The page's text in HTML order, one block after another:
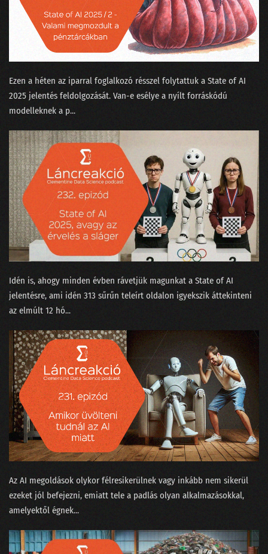
Ezen a héten az iparral foglalkozó résszel folytattuk a ⁠State of AI
2025⁠ jelentés feldolgozását. Van-e esélye a nyílt forráskódú
modelleknek a p...
Idén is, ahogy minden évben rávetjük magunkat a ⁠State of AI⁠
jelentésre, ami idén 313 sűrűn teleírt oldalon igyekszik áttekinteni
az elmúlt 12 hó...
Az AI megoldások olykor félresikerülnek vagy inkább nem sikerül
ezeket jól befejezni, emiatt tele a padlás olyan alkalmazásokkal,
amelyektől égnek...